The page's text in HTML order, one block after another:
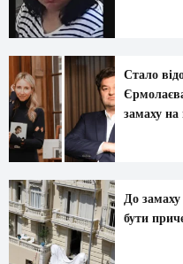
Стало
замаху
До
бути